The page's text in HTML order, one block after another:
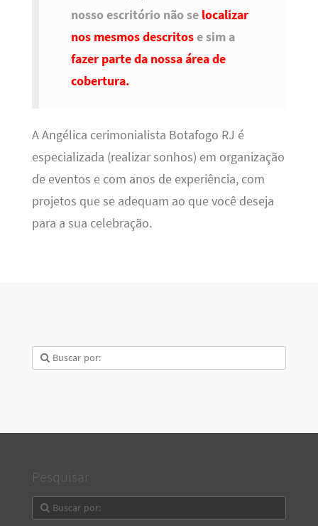
nosso escritório não se localizar
nos mesmos descritose sim a
fazer parte da nossa área de
cobertura.
A Angélica cerimonialista Botafogo RJ é
especializada (realizar sonhos) em organização
de eventos e com anos de experiência, com
projetos que se adequam ao que você deseja
para a sua celebração.
Pesquisar